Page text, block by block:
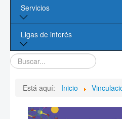
Contacto
Servicios
Biblioteca
Cómputo
Ligas de interés
Página de la UASLP
Buscar...
Está aquí: Inicio